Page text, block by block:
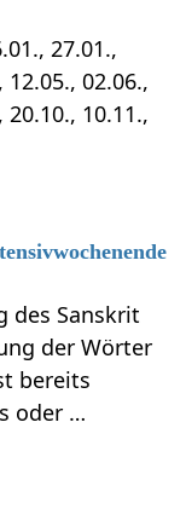
27.01.,
12.05., 02.06.,
20.10., 10.11.,
des Sanskrit
der Wörter
bereits
oder …